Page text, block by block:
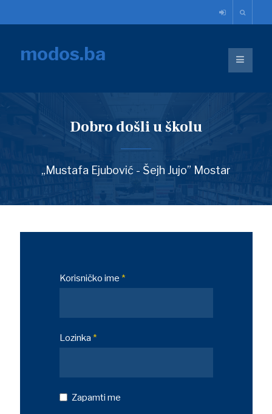
modos.ba
Dobro došli u školu
„Mustafa Ejubović - Šejh Jujo” Mostar
Korisničko ime *
Lozinka *
Zapamti me